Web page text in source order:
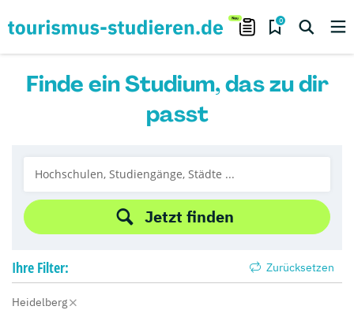
0
Finde ein Studium, das zu dir
passt
Jetzt finden
Ihre Filter: Zurücksetzen
Heidelberg